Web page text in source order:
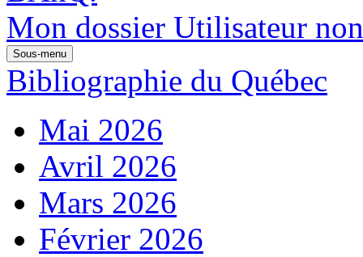
Mon dossier Utilisateur
Sous-menu
Bibliographie du Québec
Mai 2026
Avril 2026
Mars 2026
Février 2026